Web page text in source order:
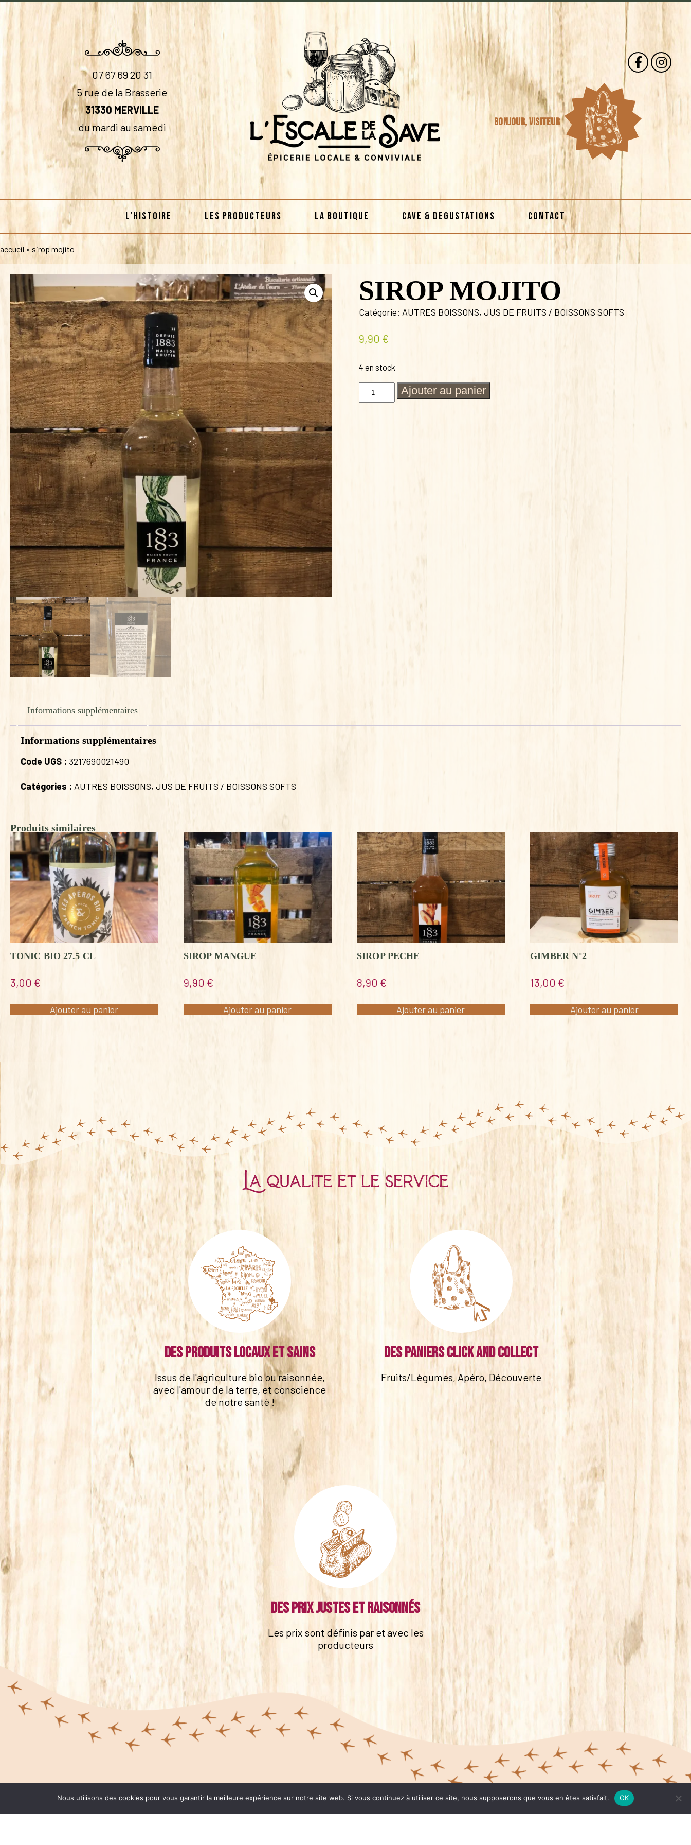
07 67 69 20 31
5 rue de la Brasserie
31330 MERVILLE
du mardi au samedi
Bonjour,visiteur
L’HISTOIRE LES PRODUCTEURS LA BOUTIQUE CAVE & DEGUSTATIONS CONTACT
accueil » sirop mojito
SIROP MOJITO
Catégorie: AUTRES BOISSONS,JUS DE FRUITS / BOISSONS SOFTS
9,90 €
4 en stock
quantité
Ajouter au panier
Informations supplémentaires
Informations supplémentaires
Code UGS : 3217690021490
Catégories : AUTRES BOISSONS, JUS DE FRUITS / BOISSONS SOFTS
Produits similaires
TONIC BIO 27.5 CL
3,00 €
Ajouter au panier
SIROP MANGUE
9,90 €
Ajouter au panier
SIROP PECHE
8,90 €
Ajouter au panier
GIMBER N°2
13,00 €
Ajouter au panier
La qualité et le service
Des produits locaux et sains
Issus de l'agriculture bio ou raisonnée,
avec l'amour de la terre, et conscience
de notre santé !
Des paniers click and collect
Fruits/Légumes, Apéro, Découverte
Des prix justes et raisonnés
Les prix sont définis par et avec les
producteurs
Nous trouver Pour aller vite
Nous utilisons des cookies pour vous garantir la meilleure expérience sur notre site web. Si vous continuez à utiliser ce site, nous supposerons que vous en êtes satisfait. OK